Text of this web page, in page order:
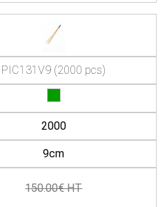
PIC131V9 (2000 pcs)
2000
9cm
150.00€ HT